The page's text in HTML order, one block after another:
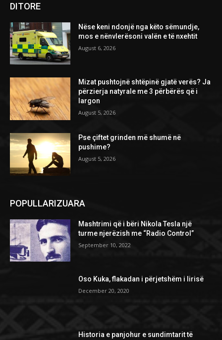
DITORE
Nëse keni ndonjë nga këto sëmundje,
mos e nënvlerësoni valën e të nxehtit
August 6, 2026
Mizat pushtojnë shtëpinë gjatë verës? Ja
përzierja natyrale me 3 përbërës që i
largon
August 5, 2026
Pse çiftet grinden më shumë në
pushime?
August 5, 2026
POPULLARIZUARA
Mashtrimi që i bëri Nikola Tesla një
turme njerëzish me “Radio Control”
September 10, 2022
Oso Kuka, flakadan i përjetshëm i lirisë
December 20, 2020
Historia e panjohur e sundimtarit të